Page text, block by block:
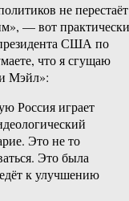
не перестаёт
— вот практически
США по
что я сгущаю
Мэйл»:
Россия играет
Это не то
Это была
к улучшению